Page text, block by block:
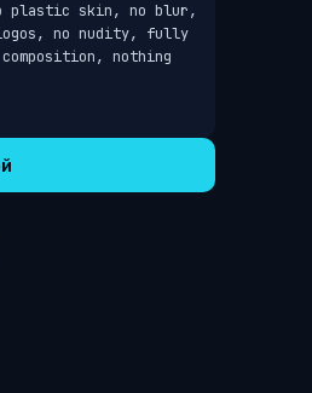
plastic skin, no blur,
no nudity, fully
nothing